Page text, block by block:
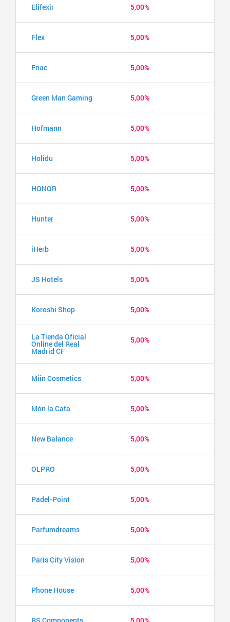
Elifexir 5,00%
Flex 5,00%
Fnac 5,00%
Green Man Gaming 5,00%
Hofmann 5,00%
Holidu 5,00%
HONOR 5,00%
Hunter 5,00%
iHerb 5,00%
JS Hotels 5,00%
Koroshi Shop 5,00%
La Tienda Oficial
Online del Real
Madrid CF
5,00%
Miin Cosmetics 5,00%
Món la Cata 5,00%
New Balance 5,00%
OLPRO 5,00%
Padel-Point 5,00%
Parfumdreams 5,00%
Paris City Vision 5,00%
Phone House 5,00%
RS Components 5,00%